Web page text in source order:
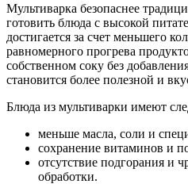
Мультиварка безопаснее
готовить блюда с высокой
достигается за счет меньшего
равномерного прогрева
собственном соку без
становится более полезной и
Блюда из мультиварки имеют
меньше масла, соли и
сохранение витаминов и
отсутствие подгорания и
обработки.